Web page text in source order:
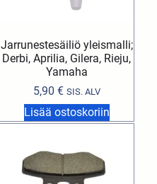
Jarrunestesäiliö yleismalli;
Derbi, Aprilia, Gilera, Rieju,
Yamaha
5,90 € SIS. ALV
Lisää ostoskoriin